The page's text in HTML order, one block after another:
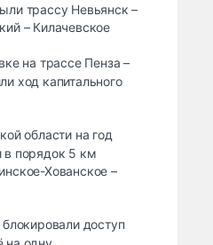
трассу Невьянск –
– Килачевское
на трассе Пенза –
ход капитального
области на год
в порядок 5 км
Хованское –
доступ